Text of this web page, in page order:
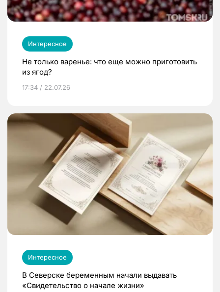
Интересное
Не только варенье: что еще можно приготовить
из ягод?
17:34 / 22.07.26
Интересное
В Северске беременным начали выдавать
«Свидетельство о начале жизни»